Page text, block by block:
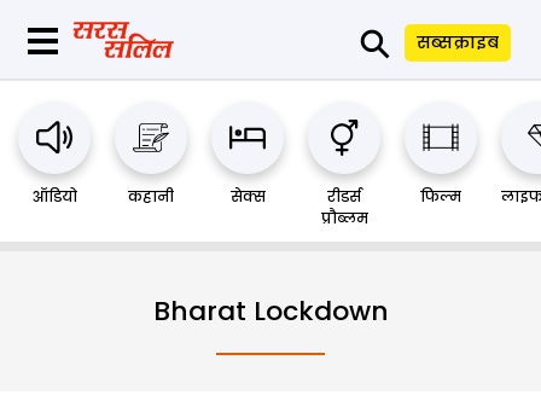
⚲ सब्सक्राइब
ऑडियो कहानी सेक्स
रीडर्स
प्रौब्लम
फिल्म
Bharat Lockdown